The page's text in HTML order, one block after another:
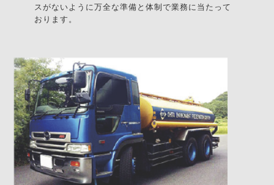
スがないように万全な準備と体制で業務に当たって
おります。